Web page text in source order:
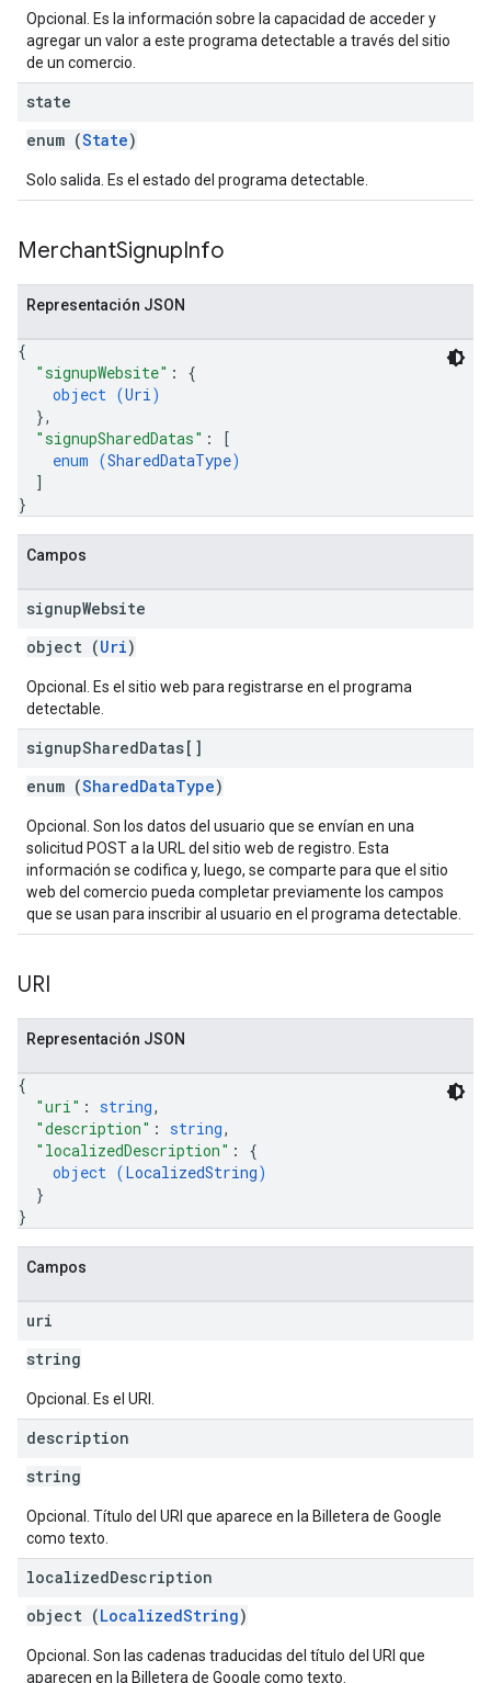
Opcional. Es la información sobre la capacidad de acceder y
agregar un valor a este programa detectable a través del sitio
de un comercio.
state
enum (State)
Solo salida. Es el estado del programa detectable.
MerchantSignupInfo
Representación JSON
{
"signupWebsite" : {
object (Uri)
},
"signupSharedDatas" :
[
enum (SharedDataType)
]
}
Campos
signupWebsite
object (Uri)
Opcional. Es el sitio web para registrarse en el programa
detectable.
signupSharedDatas[]
enum (SharedDataType)
Opcional. Son los datos del usuario que se envían en una
solicitud POST a la URL del sitio web de registro. Esta
información se codifica y, luego, se comparte para que el sitio
web del comercio pueda completar previamente los campos
que se usan para inscribir al usuario en el programa detectable.
URI
Representación JSON
{
"uri" : string,
"description" : string,
"localizedDescription" : {
object (LocalizedString)
}
}
Campos
uri
string
Opcional. Es el URI.
description
string
Opcional. Título del URI que aparece en la Billetera de Google
como texto.
localizedDescription
object (LocalizedString)
Opcional. Son las cadenas traducidas del título del URI que
aparecen en la Billetera de Google como texto.